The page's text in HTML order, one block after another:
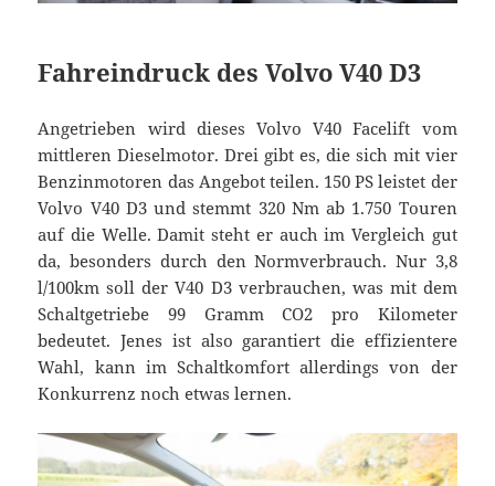
Fahreindruck des Volvo V40 D3
Angetrieben wird dieses Volvo V40 Facelift vom
mittleren Dieselmotor. Drei gibt es, die sich mit vier
Benzinmotoren das Angebot teilen. 150 PS leistet der
Volvo V40 D3 und stemmt 320 Nm ab 1.750 Touren
auf die Welle. Damit steht er auch im Vergleich gut
da, besonders durch den Normverbrauch. Nur 3,8
l/100km soll der V40 D3 verbrauchen, was mit dem
Schaltgetriebe 99 Gramm CO2 pro Kilometer
bedeutet. Jenes ist also garantiert die effizientere
Wahl, kann im Schaltkomfort allerdings von der
Konkurrenz noch etwas lernen.